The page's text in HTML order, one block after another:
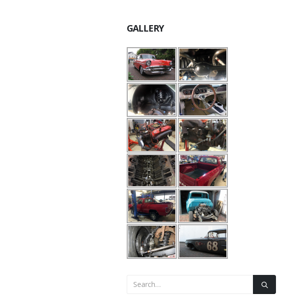
GALLERY